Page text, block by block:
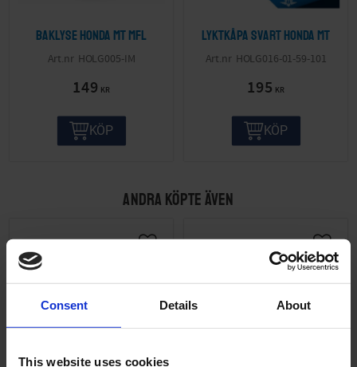
Consent Details About
This website uses cookies
Baklyse Honda MT mfl
HOLG005-IM
149 KR
KÖP
Lyktkåpa svart Honda MT
HOLG016-01-59-101
195 KR
KÖP
ANDRA KÖPTE ÄVEN